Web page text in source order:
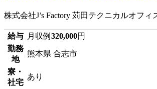
株式会社J’s Factory 苅田テクニカルオフィ
給与 月収例 320,000円
勤務
地
熊本県 合志市
寮・
社宅
あり